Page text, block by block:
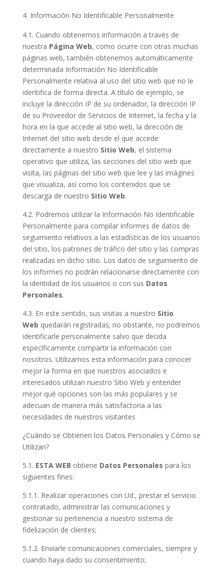
Información No Identificable Personalmente
4.1. Cuando obtenemos información a través de
nuestra Página Web, como ocurre con otras muchas
páginas web, también obtenemos automáticamente
determinada Información No Identificable
Personalmente relativa al uso del sitio web que no le
identifica de forma directa. A título de ejemplo, se
incluye la dirección IP de su ordenador, la dirección IP
de su Proveedor de Servicios de Internet, la fecha y la
hora en la que accede al sitio web, la dirección de
Internet del sitio web desde el que accede
directamente a nuestro Sitio Web, el sistema
operativo que utiliza, las secciones del sitio web que
visita, las páginas del sitio web que lee y las imágines
que visualiza, así como los contenidos que se
descarga de nuestro Sitio Web.
4.2. Podremos utilizar la Información No Identificable
Personalmente para compilar informes de datos de
seguimiento relativos a las estadísticas de los usuarios
del sitio, los patrones de tráfico del sitio y las compras
realizadas en dicho sitio. Los datos de seguimiento de
los informes no podrán relacionarse directamente con
la identidad de los usuarios o con sus Datos
Personales.
4.3. En este sentido, sus visitas a nuestro Sitio
Web quedarán registradas; no obstante, no podremos
identificarle personalmente salvo que decida
específicamente compartir la información con
nosotros. Utilizamos esta información para conocer
mejor la forma en que nuestros asociados e
interesados utilizan nuestro Sitio Web y entender
mejor qué opciones son las más populares y se
adecuan de manera más satisfactoria a las
necesidades de nuestros visitantes
¿Cuándo se Obtienen los Datos Personales y Cómo se
Utilizan?
5.1. ESTA WEB obtiene Datos Personales para los
siguientes fines:
5.1.1. Realizar operaciones con Ud., prestar el servicio
contratado, administrar las comunicaciones y
gestionar su pertenencia a nuestro sistema de
fidelización de clientes;
5.1.2. Enviarle comunicaciones comerciales, siempre y
cuando haya dado su consentimiento;